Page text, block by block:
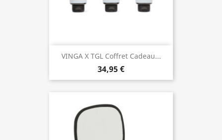
VINGA X TGL Coffret Cadeau...
34,95 €